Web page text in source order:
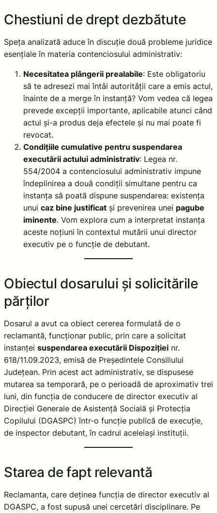
Chestiuni de drept dezbătute
Speța analizată aduce în discuție două probleme juridice
esențiale în materia contenciosului administrativ:
Necesitatea plângerii prealabile: Este obligatoriu
să te adresezi mai întâi autorității care a emis actul,
înainte de a merge în instanță? Vom vedea că legea
prevede excepții importante, aplicabile atunci când
actul și-a produs deja efectele și nu mai poate fi
revocat.
Condițiile cumulative pentru suspendarea
executării actului administrativ: Legea nr.
554/2004 a contenciosului administrativ impune
îndeplinirea a două condiții simultane pentru ca
instanța să poată dispune suspendarea: existența
unui caz bine justificat și prevenirea unei pagube
iminente. Vom explora cum a interpretat instanța
aceste noțiuni în contextul mutării unui director
executiv pe o funcție de debutant.
Obiectul dosarului și solicitările
părților
Dosarul a avut ca obiect cererea formulată de o
reclamantă, funcționar public, prin care a solicitat
instanței suspendarea executării Dispoziției nr.
618/11.09.2023, emisă de Președintele Consiliului
Județean. Prin acest act administrativ, se dispusese
mutarea sa temporară, pe o perioadă de aproximativ trei
luni, din funcția de conducere de director executiv al
Direcției Generale de Asistență Socială și Protecția
Copilului (DGASPC) într-o funcție publică de execuție,
de inspector debutant, în cadrul aceleiași instituții.
Starea de fapt relevantă
Reclamanta, care deținea funcția de director executiv al
DGASPC, a fost supusă unei cercetări disciplinare. Pe